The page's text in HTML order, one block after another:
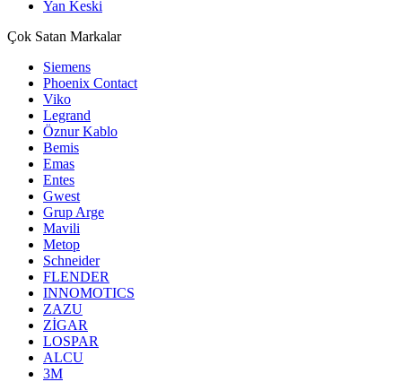
Yan Keski
Çok Satan Markalar
Siemens
Phoenix Contact
Viko
Legrand
Öznur Kablo
Bemis
Emas
Entes
Gwest
Grup Arge
Mavili
Metop
Schneider
FLENDER
INNOMOTICS
ZAZU
ZİGAR
LOSPAR
ALCU
3M